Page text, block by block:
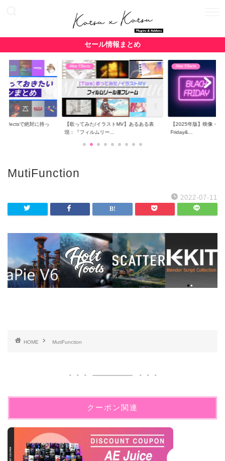
セール情報まとめ
Effectsで絶対に持っ
After Effects
【歌ってみた/イラストMV】あるある表
現：『フィルムリー...
After Effects
【2025年版】映像・
Friday&...
MutiFunction
2022-07-11
HOME MutiFunction
クーポン関連